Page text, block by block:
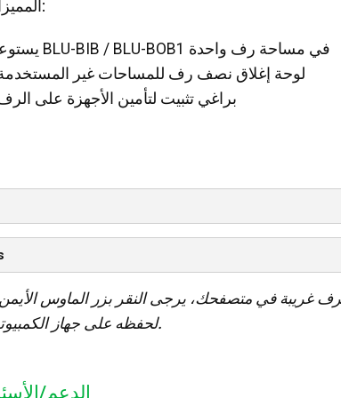
المميزات الرئيسية:
يستوعب جهازي BLU-BIB / BLU-BOB1 في مساحة رف واحدة
لوحة إغلاق نصف رف للمساحات غير
براغي تثبيت لتأمين الأجهزة على
غريبة في متصفحك، يرجى النقر بزر الماوس
لحفظه على جهاز الكمبيوتر الخاص بك.
الدعم/